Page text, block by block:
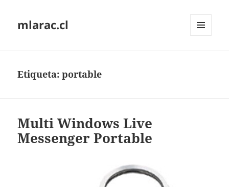
mlarac.cl
Etiqueta:portable
Multi Windows Live
Messenger Portable